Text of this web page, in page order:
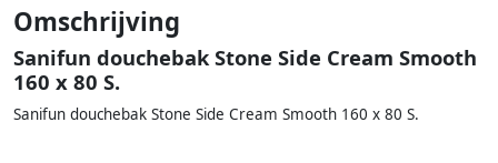
Omschrijving
Sanifun douchebak Stone Side Cream Smooth
160 x 80 S.
Sanifun douchebak Stone Side Cream Smooth 160 x 80 S.